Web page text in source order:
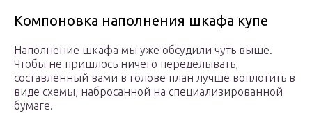
Компоновка наполнения шкафа купе
Наполнение шкафа мы уже обсудили чуть выше.
Чтобы не пришлось ничего переделывать,
составленный вами в голове план лучше воплотить в
виде схемы, набросанной на специализированной
бумаге.